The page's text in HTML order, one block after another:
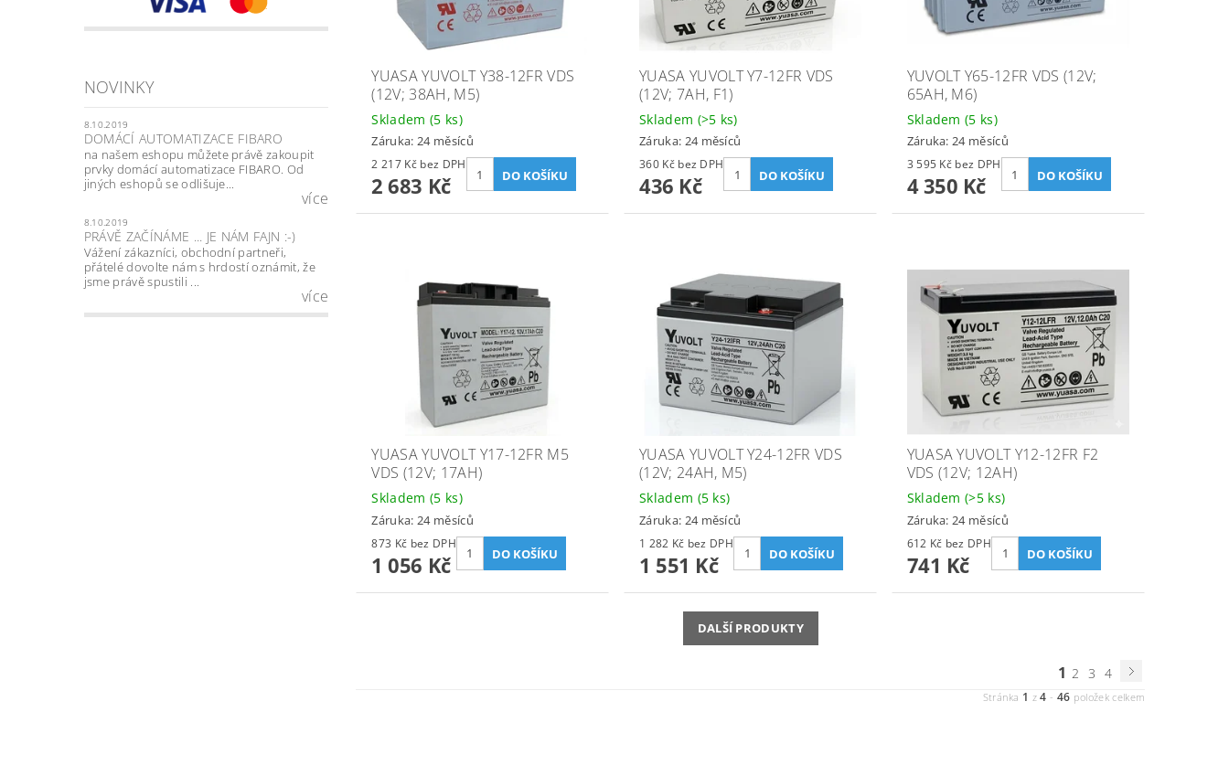
NOVINKY
8.10.2019
DOMÁCÍ AUTOMATIZACE FIBARO
na našem eshopu můžete právě zakoupit
prvky domácí automatizace FIBARO. Od
jiných eshopů se odlišuje...
více
8.10.2019
PRÁVĚ ZAČÍNÁME ... JE NÁM FAJN :-)
Vážení zákazníci, obchodní partneři,
přátelé dovolte nám s hrdostí oznámit, že
jsme právě spustili ...
více
YUASA YUVOLT Y38-12FR VDS
(12V; 38AH, M5)
Skladem (5 ks)
Záruka: 24 měsíců
2 217 Kč bez DPH
2 683 Kč
YUASA YUVOLT Y7-12FR VDS
(12V; 7AH, F1)
Skladem (>5 ks)
Záruka: 24 měsíců
360 Kč bez DPH
436 Kč
YUVOLT Y65-12FR VDS (12V;
65AH, M6)
Skladem(5 ks)
Záruka: 24 měsíců
3 595 Kč bez DPH
4 350 Kč
YUASA YUVOLT Y17-12FR M5
VDS (12V; 17AH)
Skladem (5 ks)
Záruka: 24 měsíců
873 Kč bez DPH
1 056 Kč
YUASA YUVOLT Y24-12FR VDS
(12V; 24AH, M5)
Skladem (5 ks)
Záruka: 24 měsíců
1 282 Kč bez DPH
1 551 Kč
YUASA YUVOLT Y12-12FR F2
VDS (12V; 12AH)
Skladem(>5 ks)
Záruka: 24 měsíců
612 Kč bez DPH
741 Kč
DALŠÍ PRODUKTY
1 2 3 4
Stránka 1 z4 - 46 položek celkem